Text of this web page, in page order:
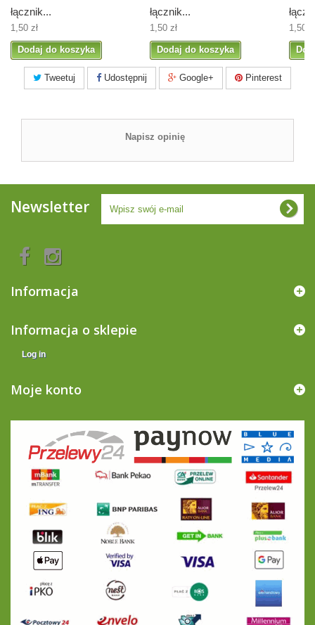
łącznik...
1,50 zł
Dodaj do koszyka
łącznik...
1,50 zł
Dodaj do koszyka
1,50
Tweetuj Udostępnij Google+ Pinterest
Napisz opinię
Newsletter
Informacja
Informacja o sklepie
Log in
Moje konto